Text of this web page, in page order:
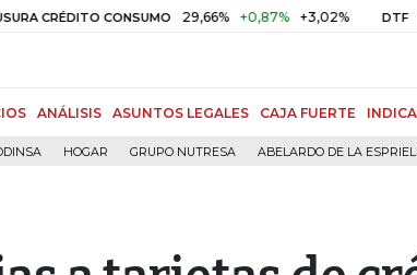
CONSUMO 29,66% +0,87% +3,02% DTF 10,34%
ANÁLISIS ASUNTOS LEGALES CAJA FUERTE
HOGAR GRUPO NUTRESA ABELARDO DE LA